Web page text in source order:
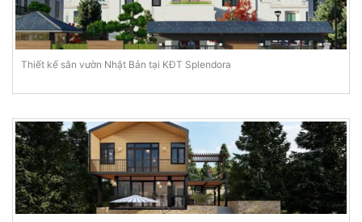
Thiết kế sân vườn Nhật Bản tại KĐT Splendora